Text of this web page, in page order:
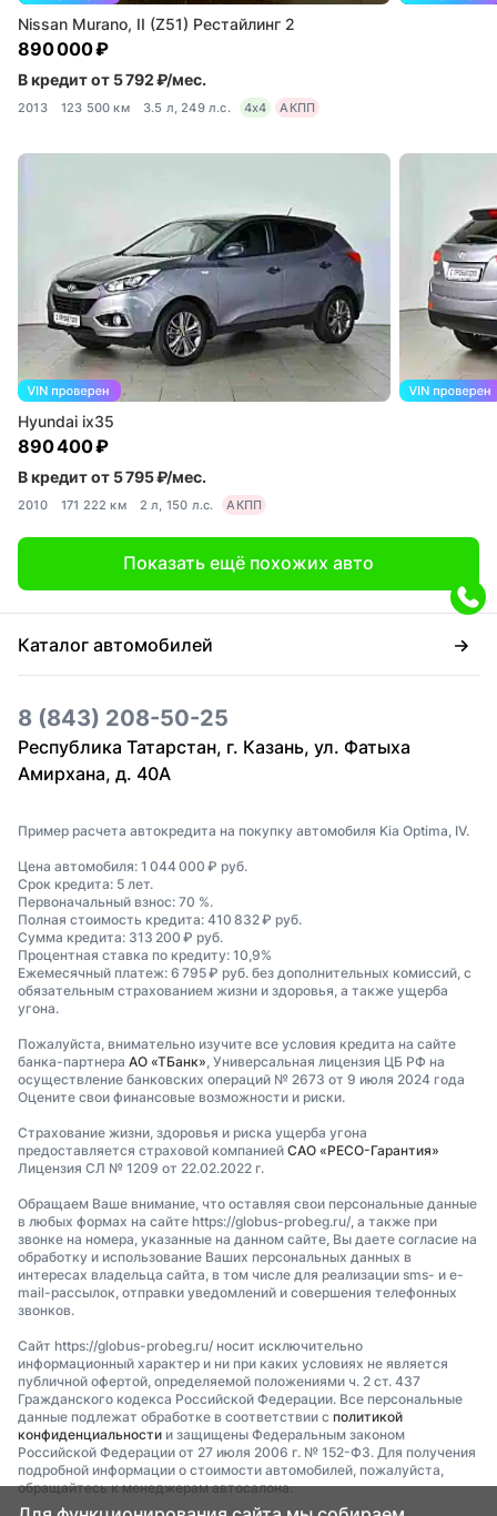
Nissan Murano, II (Z51) Рестайлинг 2
890 000 ₽
В кредит от 5 792 ₽/мес.
2013 123 500 км 3.5 л, 249 л.с. 4x4 АКПП
Hyundai ix35
890 400 ₽
В кредит от 5 795 ₽/мес.
2010 171 222 км 2 л, 150 л.с. АКПП
Показать ещё похожих авто
Каталог автомобилей
8 (843) 208-50-25
Республика Татарстан, г. Казань, ул. Фатыха
Амирхана, д. 40А
Пример расчета автокредита на покупку автомобиля Kia Optima, IV.
Цена автомобиля: 1 044 000 ₽ руб.
Срок кредита: 5 лет.
Первоначальный взнос: 70 %.
Полная стоимость кредита: 410 832 ₽ руб.
Сумма кредита: 313 200 ₽ руб.
Процентная ставка по кредиту: 10,9%
Ежемесячный платеж: 6 795 ₽ руб. без дополнительных комиссий, с
обязательным страхованием жизни и здоровья, а также ущерба
угона.
Пожалуйста, внимательно изучите все условия кредита на сайте
банка-партнера АО «ТБанк», Универсальная лицензия ЦБ РФ на
осуществление банковских операций № 2673 от 9 июля 2024 года
Оцените свои финансовые возможности и риски.
Страхование жизни, здоровья и риска ущерба угона
предоставляется страховой компанией САО «РЕСО-Гарантия»
Лицензия СЛ № 1209 от 22.02.2022 г.
Обращаем Ваше внимание, что оставляя свои персональные данные
в любых формах на сайте https://globus-probeg.ru/, а также при
звонке на номера, указанные на данном сайте, Вы даете согласие на
обработку и использование Ваших персональных данных в
интересах владельца сайта, в том числе для реализации sms- и e-
mail-рассылок, отправки уведомлений и совершения телефонных
звонков.
Сайт https://globus-probeg.ru/ носит исключительно
информационный характер и ни при каких условиях не является
публичной офертой, определяемой положениями ч. 2 ст. 437
Гражданского кодекса Российской Федерации. Все персональные
данные подлежат обработке в соответствии с политикой
конфиденциальности и защищены Федеральным законом
Российской Федерации от 27 июля 2006 г. № 152-ФЗ. Для получения
подробной информации о стоимости автомобилей, пожалуйста,
обращайтесь к менеджерам автосалона.